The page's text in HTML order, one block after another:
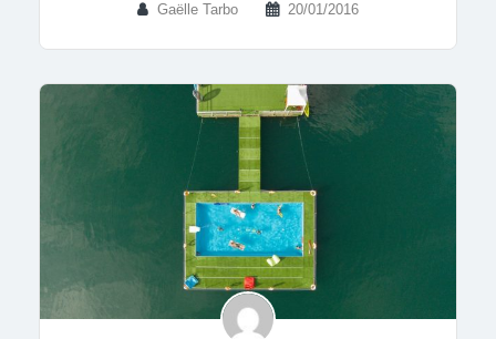
Gaëlle Tarbo 20/01/2016